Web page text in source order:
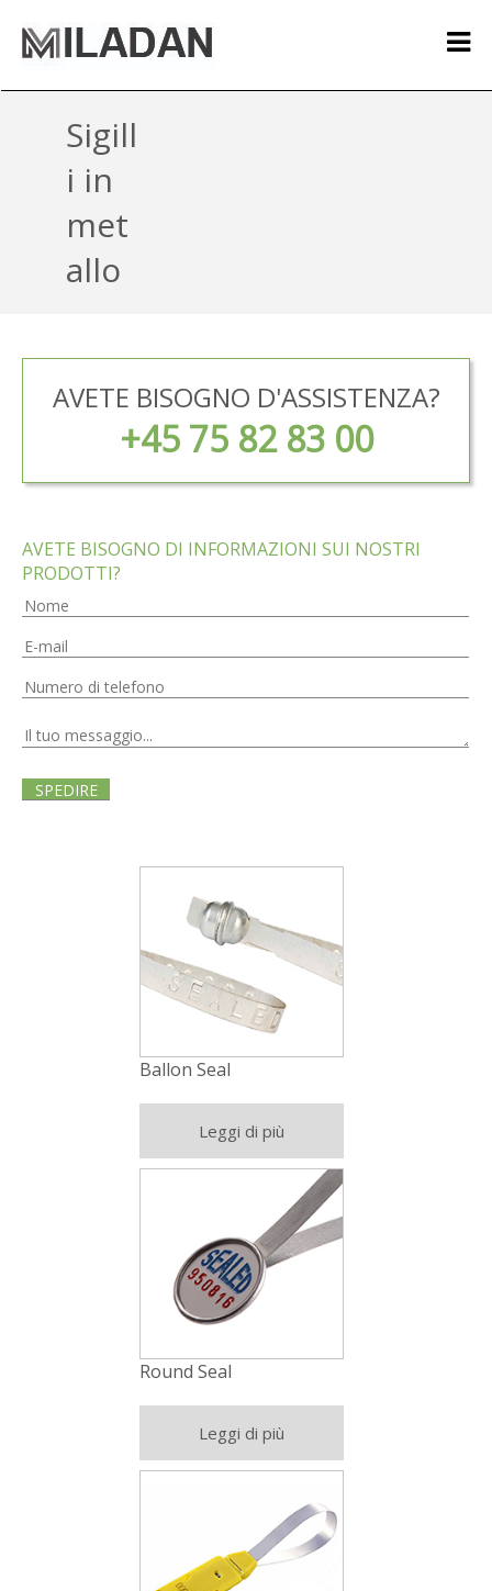
Sigill
i in
met
allo
AVETE BISOGNO D'ASSISTENZA?
+45 75 82 83 00
AVETE BISOGNO DI INFORMAZIONI SUI NOSTRI
PRODOTTI?
Ballon Seal
Leggi di più
Round Seal
Leggi di più